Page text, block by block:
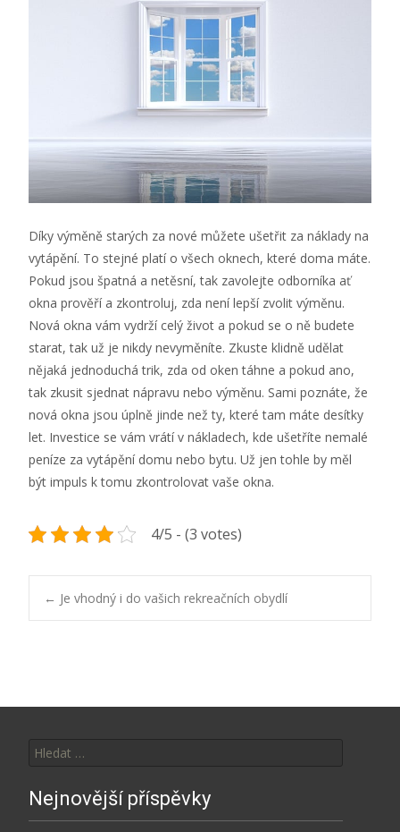
Díky výměně starých za nové můžete ušetřit za náklady na
vytápění. To stejné platí o všech oknech, které doma máte.
Pokud jsou špatná a netěsní, tak zavolejte odborníka ať
okna prověří a zkontroluj, zda není lepší zvolit výměnu.
Nová okna vám vydrží celý život a pokud se o ně budete
starat, tak už je nikdy nevyměníte. Zkuste klidně udělat
nějaká jednoduchá trik, zda od oken táhne a pokud ano,
tak zkusit sjednat nápravu nebo výměnu. Sami poznáte, že
nová okna jsou úplně jinde než ty, které tam máte desítky
let. Investice se vám vrátí v nákladech, kde ušetříte nemalé
peníze za vytápění domu nebo bytu. Už jen tohle by měl
být impuls k tomu zkontrolovat vaše okna.
4/5 - (3 votes)
Post
← Je vhodný i do vašich rekreačních obydlí
Nejnovější příspěvky